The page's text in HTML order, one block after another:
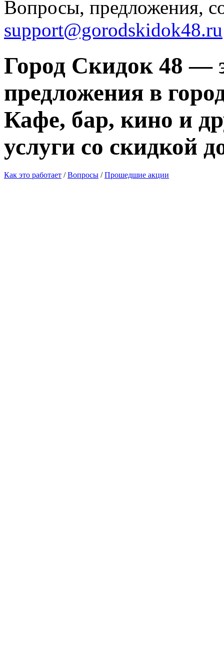
Вопросы, предложения,
support@gorodskidok48.ru
Город Скидок 48 —
предложения в
Кафе, бар, кино и
услуги со скидкой
Как это работает / Вопросы / Прошедшие акции